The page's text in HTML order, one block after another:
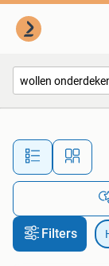
Filters